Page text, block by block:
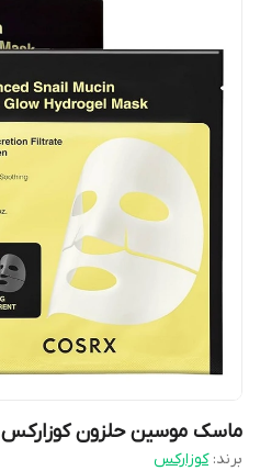
ماسک موسین حلزون کوزارکس
برند: کوزارکس